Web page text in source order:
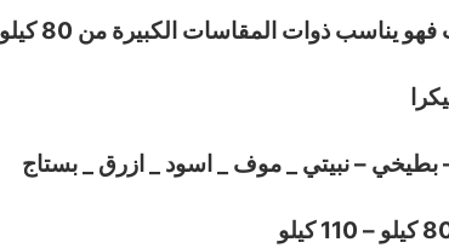
المقاسات الكبيرة من 80 كيلو وإلي 110 كيلو ، يمنحك حضورًا جذابًا ومتألقًا
بطيخي – نبيتي _ موف _ اسود _ ازرق _ بستاج